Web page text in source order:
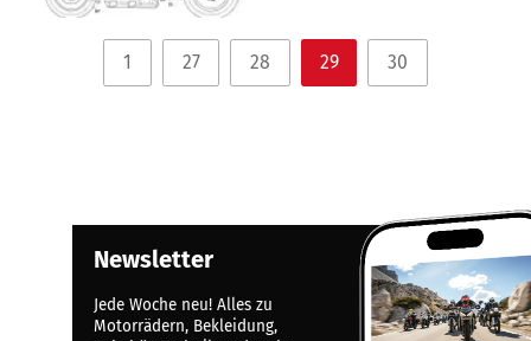
1 27 28 29 30
Newsletter
Jede Woche neu! Alles zu
Motorrädern, Bekleidung,